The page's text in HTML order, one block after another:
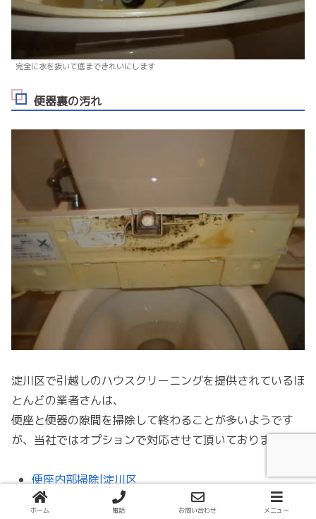
完全に水を抜いて底まできれいにします
便器裏の汚れ
淀川区で引越しのハウスクリーニングを提供されているほ
とんどの業者さんは、
便座と便器の隙間を掃除して終わることが多いようです
が、当社ではオプションで対応させて頂いております。
便座内部掃除|淀川区
ホーム 電話 お問い合わせ メニュー